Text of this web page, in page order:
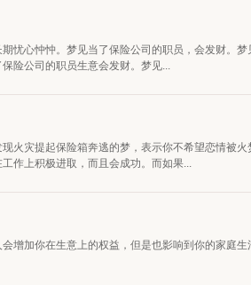
忧心忡忡。梦见当了保险公司的职员，会发财。梦
险公司的职员生意会发财。梦见...
火灾提起保险箱奔逃的梦，表示你不希望恋情被火
作上积极进取，而且会成功。而如果...
增加你在生意上的权益，但是也影响到你的家庭